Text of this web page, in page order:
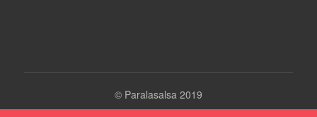
© Paralasalsa 2019